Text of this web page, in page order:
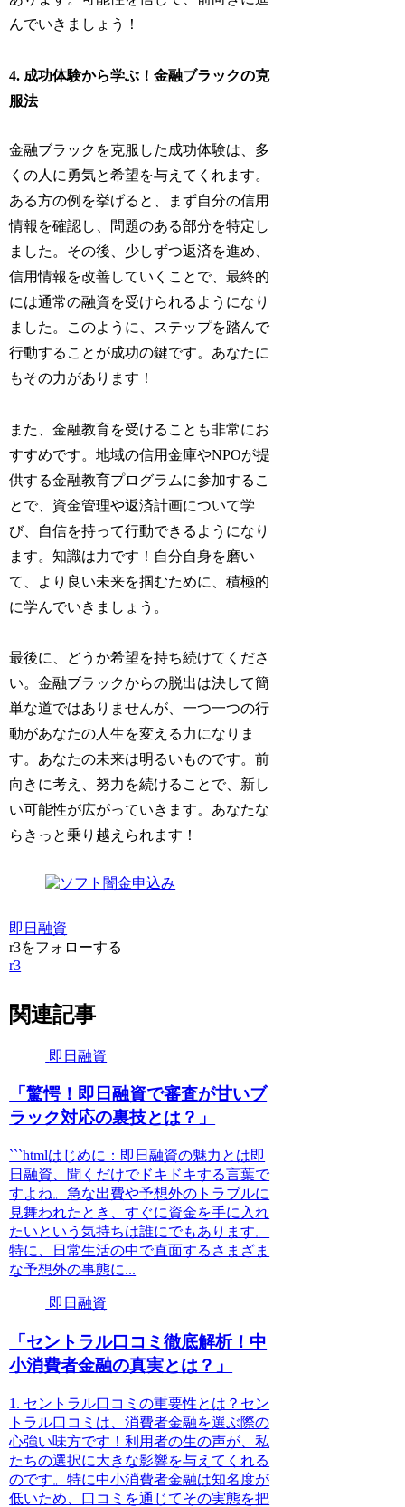
んでいきましょう！
4. 成功体験から学ぶ！金融ブラックの克
服法
金融ブラックを克服した成功体験は、多
くの人に勇気と希望を与えてくれます。
ある方の例を挙げると、まず自分の信用
情報を確認し、問題のある部分を特定し
ました。その後、少しずつ返済を進め、
信用情報を改善していくことで、最終的
には通常の融資を受けられるようになり
ました。このように、ステップを踏んで
行動することが成功の鍵です。あなたに
もその力があります！
また、金融教育を受けることも非常にお
すすめです。地域の信用金庫やNPOが提
供する金融教育プログラムに参加するこ
とで、資金管理や返済計画について学
び、自信を持って行動できるようになり
ます。知識は力です！自分自身を磨い
て、より良い未来を掴むために、積極的
に学んでいきましょう。
最後に、どうか希望を持ち続けてくださ
い。金融ブラックからの脱出は決して簡
単な道ではありませんが、一つ一つの行
動があなたの人生を変える力になりま
す。あなたの未来は明るいものです。前
向きに考え、努力を続けることで、新し
い可能性が広がっていきます。あなたな
らきっと乗り越えられます！
即日融資
r3をフォローする
r3
関連記事
即日融資
「驚愕！即日融資で審査が甘いブ
ラック対応の裏技とは？」
```htmlはじめに：即日融資の魅力とは即
日融資、聞くだけでドキドキする言葉で
すよね。急な出費や予想外のトラブルに
見舞われたとき、すぐに資金を手に入れ
たいという気持ちは誰にでもあります。
特に、日常生活の中で直面するさまざま
な予想外の事態に...
即日融資
「セントラル口コミ徹底解析！中
小消費者金融の真実とは？」
1. セントラル口コミの重要性とは？セン
トラル口コミは、消費者金融を選ぶ際の
心強い味方です！利用者の生の声が、私
たちの選択に大きな影響を与えてくれる
のです。特に中小消費者金融は知名度が
低いため、口コミを通じてその実態を把